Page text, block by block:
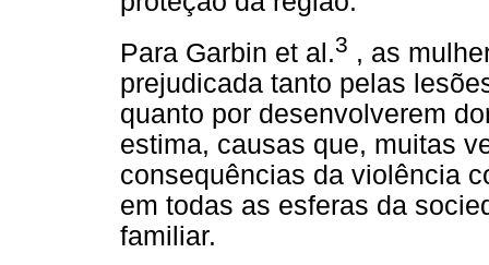
Para Garbin et al.3 , as
prejudicada tanto pelas
quanto por desenvolverem
estima, causas que, muitas
consequências da violência
em todas as esferas da
familiar.